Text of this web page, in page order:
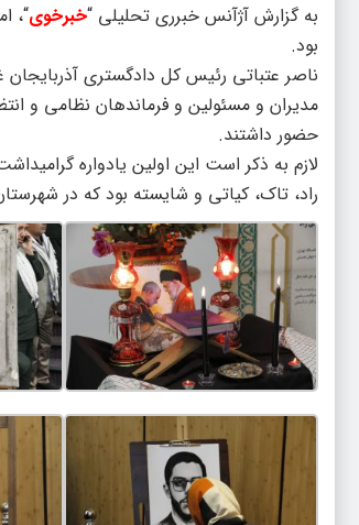
به گزارش آژآنس خبرری تحلیلی “خبرخوی
بود.
ناصر عتباتی رئیس کل دادگستری
مدیران و مسئولین و فرماندهان نظامی و
حضور داشتند.
لازم به ذکر است این اولین یادواره
راد، تاک، کیاتی و شایسته بود که در